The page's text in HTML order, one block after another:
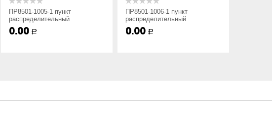
ПР8501-1005-1 пункт
распределительный
0.00 Р
ПР8501-1006-1 пункт
распределительный
0.00 Р